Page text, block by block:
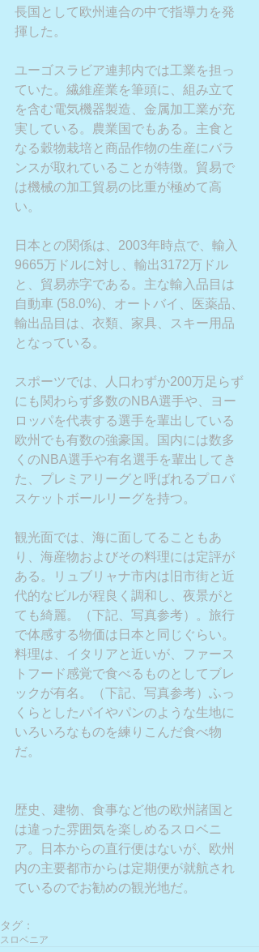
長国として欧州連合の中で指導力を発
揮した。
ユーゴスラビア連邦内では工業を担っ
ていた。繊維産業を筆頭に、組み立て
を含む電気機器製造、金属加工業が充
実している。農業国でもある。主食と
なる穀物栽培と商品作物の生産にバラ
ンスが取れていることが特徴。貿易で
は機械の加工貿易の比重が極めて高
い。
日本との関係は、2003年時点で、輸入
9665万ドルに対し、輸出3172万ドル
と、貿易赤字である。主な輸入品目は
自動車 (58.0%)、オートバイ、医薬品、
輸出品目は、衣類、家具、スキー用品
となっている。
スポーツでは、人口わずか200万足らず
にも関わらず多数のNBA選手や、ヨー
ロッパを代表する選手を輩出している
欧州でも有数の強豪国。国内には数多
くのNBA選手や有名選手を輩出してき
た、プレミアリーグと呼ばれるプロバ
スケットボールリーグを持つ。
観光面では、海に面してることもあ
り、海産物およびその料理には定評が
ある。リュブリャナ市内は旧市街と近
代的なビルが程良く調和し、夜景がと
ても綺麗。（下記、写真参考）。旅行
で体感する物価は日本と同じぐらい。
料理は、イタリアと近いが、ファース
トフード感覚で食べるものとしてブレ
ックが有名。（下記、写真参考）ふっ
くらとしたパイやパンのような生地に
いろいろなものを練りこんだ食べ物
だ。
歴史、建物、食事など他の欧州諸国と
は違った雰囲気を楽しめるスロベニ
ア。日本からの直行便はないが、欧州
内の主要都市からは定期便が就航され
ているのでお勧めの観光地だ。
タグ：
スロベニア